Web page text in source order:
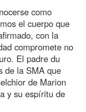
como
el cuerpo que
con la
compromete no
El padre du
de la SMA que
de Marion
y su espíritu de